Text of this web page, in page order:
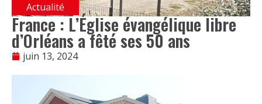
Actualité
France : L’Église évangélique libre
d’Orléans a fêté ses 50 ans
juin 13, 2024